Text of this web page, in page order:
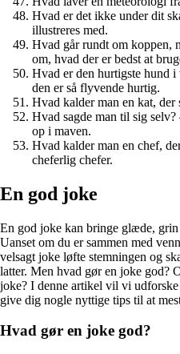
Hvad er det ikke under dit
illustreres med.
Hvad går rundt om koppen,
om, hvad der er bedst at
Hvad er den hurtigste hund
den er så flyvende hurtig.
Hvad kalder man en kat,
Hvad sagde man til sig
op i maven.
Hvad kalder man en chef,
cheferlig chefer.
En god joke
En god joke kan bringe glæde,
Uanset om du er sammen med
velsagt joke løfte stemningen og
latter. Men hvad gør en joke god?
joke? I denne artikel vil vi
give dig nogle nyttige tips til at
Hvad gør en joke god?